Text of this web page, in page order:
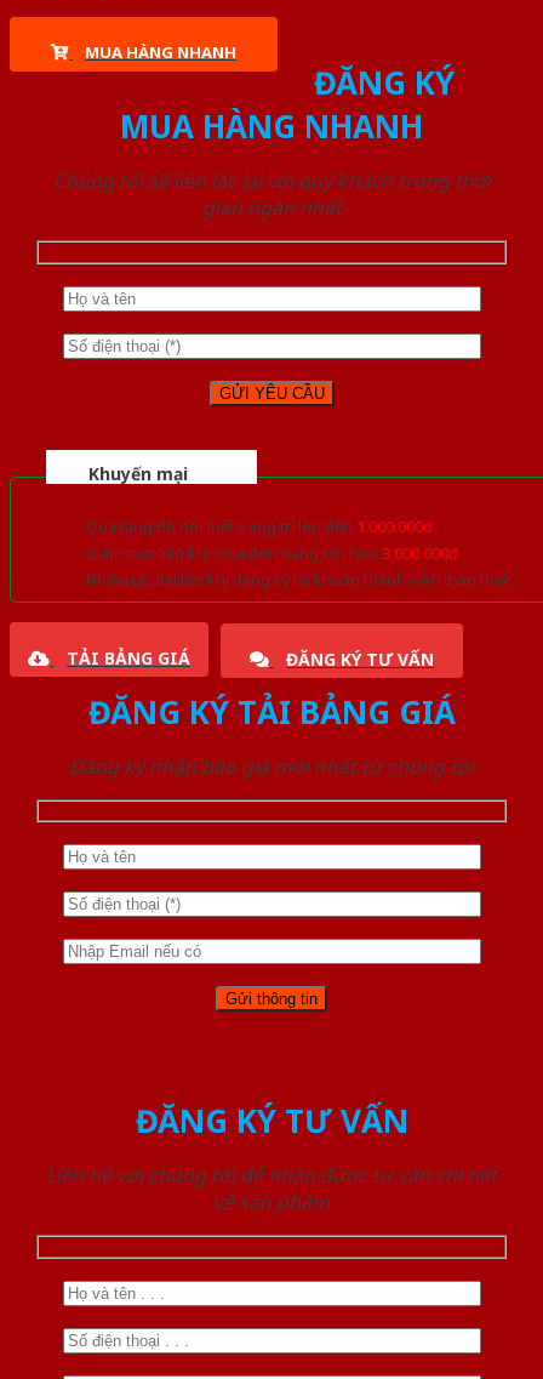
MUA HÀNG NHANH
ĐĂNG KÝ
MUA HÀNG NHANH
Chúng tôi sẽ liên lạc lại với quý khách trong thời
gian ngắn nhất
Khuyến mại
Quà tặng đồ nội thất trang trí lên đến 1.000.000đ
Giảm trực tiếp khi mua đơn hàng lớn hơn 3.000.000đ
Nhiều ưu đãi lớn khi đăng ký tài khoản thành viên thân thiết
TẢI BẢNG GIÁ ĐĂNG KÝ TƯ VẤN
ĐĂNG KÝ TẢI BẢNG GIÁ
Đăng ký nhận báo giá mới nhất từ chúng tôi
ĐĂNG KÝ TƯ VẤN
Liên hệ với chúng tôi để nhận được tư vấn chi tiết
về sản phẩm